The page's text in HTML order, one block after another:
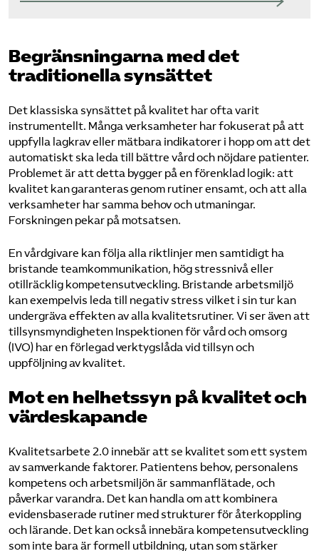
Begränsningarna med det
traditionella synsättet
Det klassiska synsättet på kvalitet har ofta varit
instrumentellt. Många verksamheter har fokuserat på att
uppfylla lagkrav eller mätbara indikatorer i hopp om att det
automatiskt ska leda till bättre vård och nöjdare patienter.
Problemet är att detta bygger på en förenklad logik: att
kvalitet kan garanteras genom rutiner ensamt, och att alla
verksamheter har samma behov och utmaningar.
Forskningen pekar på motsatsen.
En vårdgivare kan följa alla riktlinjer men samtidigt ha
bristande teamkommunikation, hög stressnivå eller
otillräcklig kompetensutveckling. Bristande arbetsmiljö
kan exempelvis leda till negativ stress vilket i sin tur kan
undergräva effekten av alla kvalitetsrutiner. Vi ser även att
tillsynsmyndigheten Inspektionen för vård och omsorg
(IVO) har en förlegad verktygslåda vid tillsyn och
uppföljning av kvalitet.
Mot en helhetssyn på kvalitet och
värdeskapande
Kvalitetsarbete 2.0 innebär att se kvalitet som ett system
av samverkande faktorer. Patientens behov, personalens
kompetens och arbetsmiljön är sammanflätade, och
påverkar varandra. Det kan handla om att kombinera
evidensbaserade rutiner med strukturer för återkoppling
och lärande. Det kan också innebära kompetensutveckling
som inte bara är formell utbildning, utan som stärker